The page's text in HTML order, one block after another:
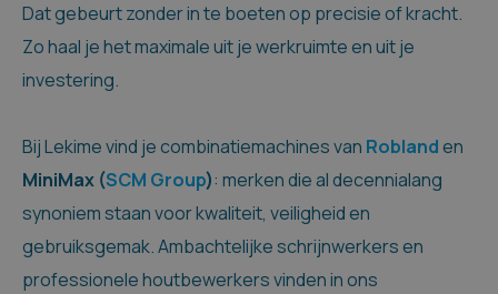
Dat gebeurt zonder in te boeten op precisie of kracht.
Zo haal je het maximale uit je werkruimte en uit je
investering.
Bij Lekime vind je combinatiemachines van Roblanden
MiniMax (SCM Group): merken die al decennialang
synoniem staan voor kwaliteit, veiligheid en
gebruiksgemak. Ambachtelijke schrijnwerkers en
professionele houtbewerkers vinden in ons